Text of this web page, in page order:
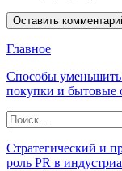
Главное
Способы уменьшить
покупки и бытовые
Стратегический и
роль PR в